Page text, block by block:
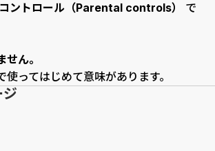
ントロール（Parental controls）
で
ん。
ってはじめて意味があります。